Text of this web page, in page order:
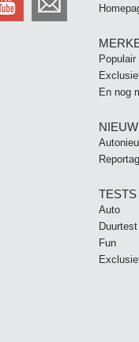
Populair
En nog
TESTS
Auto
Duurtest
Fun